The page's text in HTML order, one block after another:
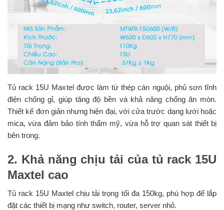
Tủ rack 15U Maxtel được làm từ thép cán nguội, phủ sơn tĩnh
điện chống gỉ, giúp tăng độ bền và khả năng chống ăn mòn.
Thiết kế đơn giản nhưng hiện đại, với cửa trước dạng lưới hoặc
mica, vừa đảm bảo tính thẩm mỹ, vừa hỗ trợ quan sát thiết bị
bên trong.
2. Khả năng chịu tải của tủ rack 15U
Maxtel cao
Tủ rack 15U Maxtel chịu tải trọng tối đa 150kg, phù hợp để lắp
đặt các thiết bị mạng như switch, router, server nhỏ.